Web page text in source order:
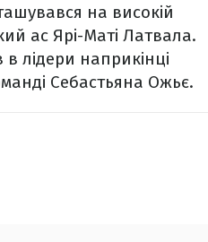
на високій
ас Ярі-Маті Латвала.
лідери наприкінці
Себастьяна Ожьє.